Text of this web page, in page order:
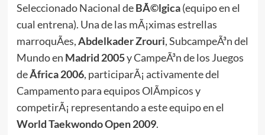
Seleccionado Nacional deBÃ©lgica(equipo en el
cual entrena). Una de las mÃ¡ximas estrellas
marroquÃ­es,Abdelkader Zrouri, SubcampeÃ³n del
Mundo en Madrid 2005y CampeÃ³n de los Juegos
deÃfrica 2006, participarÃ¡ activamente del
Campamento para equipos OlÃ­mpicos y
competirÃ¡ representando a este equipo en el
World Taekwondo Open 2009.